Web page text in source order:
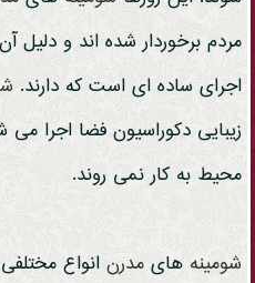
مردم برخوردار شده اند و دلیل
اجرای ساده ای است که دارند.
زیبایی دکوراسیون فضا اجرا
محیط به کار نمی روند.
شومینه های مدرنانواع مختلفی